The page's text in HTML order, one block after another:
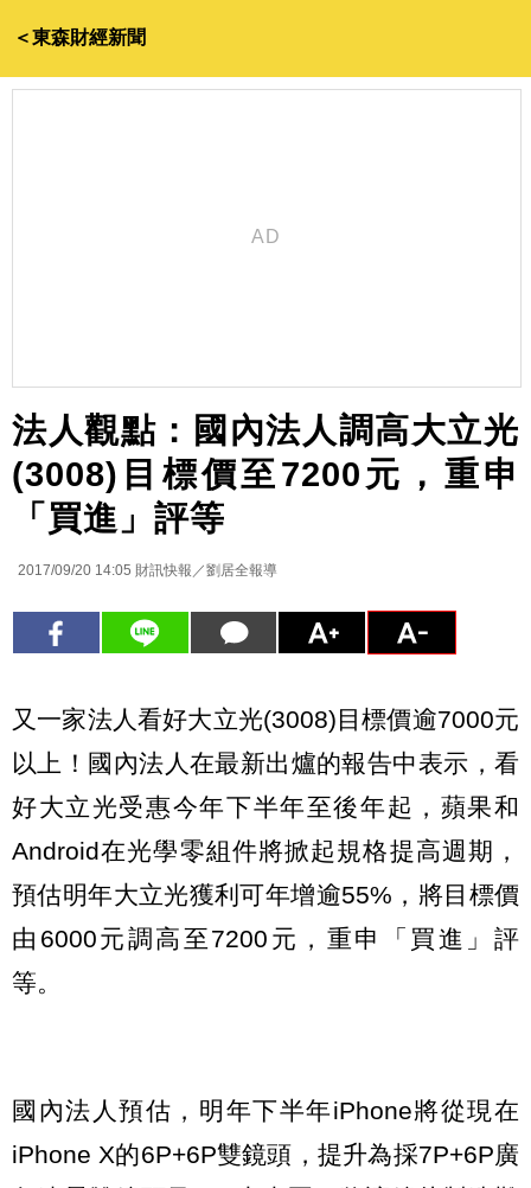
＜東森財經新聞
法人觀點：國內法人調高大立光
(3008)目標價至7200元，重申
「買進」評等
2017/09/20 14:05 財訊快報／劉居全報導
又一家法人看好大立光(3008)目標價逾7000元
以上！國內法人在最新出爐的報告中表示，看
好大立光受惠今年下半年至後年起，蘋果和
Android在光學零組件將掀起規格提高週期，
預估明年大立光獲利可年增逾55%，將目標價
由6000元調高至7200元，重申「買進」評
等。
國內法人預估，明年下半年iPhone將從現在
iPhone X的6P+6P雙鏡頭，提升為採7P+6P廣